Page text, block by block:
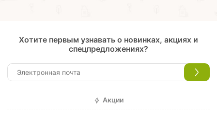
Хотите первым узнавать о новинках, акциях и
спецпредложениях?
Акции